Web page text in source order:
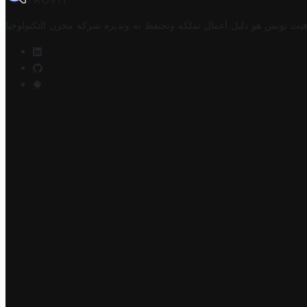
تونس هو دليل أعمال تملكه وتحتفظ به وتديره شركة مخزن التكنولوجيا